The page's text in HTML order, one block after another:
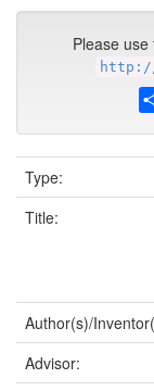
Please
http://
Type:
Title:
Author(s)/
Advisor: